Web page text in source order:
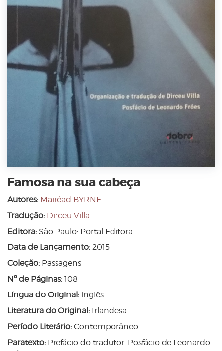
Famosa na sua cabeça
Autores: Mairéad BYRNE
Tradução: Dirceu Villa
Editora: São Paulo: Portal Editora
Data de Lançamento: 2015
Coleção: Passagens
Nº de Páginas: 108
Língua do Original: inglês
Literatura do Original: Irlandesa
Período Literário: Contemporâneo
Paratexto: Prefácio do tradutor. Posfácio de Leonardo